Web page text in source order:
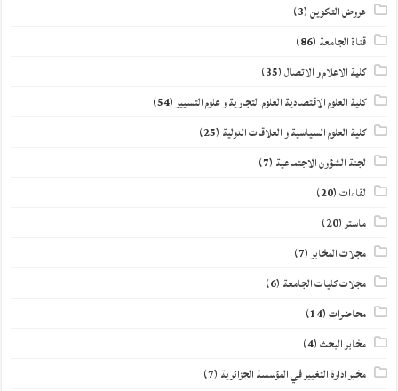
عروض التكوين(3)
قناة الجامعة (86)
كلية الاعلام و الاتصال(35)
كلية العلوم الاقتصادية العلوم التجارية و علوم التسيير(54)
كلية العلوم السياسية و العلاقات الدولية (25)
لجنة الشؤون الاجتماعية (7)
لقاءات(20)
ماستر(20)
مجلات المخابر(7)
مجلات كليات الجامعة (6)
محاضرات(14)
مخابر البحث(4)
مخبر ادارة التغيير في المؤسسة الجزائرية (7)